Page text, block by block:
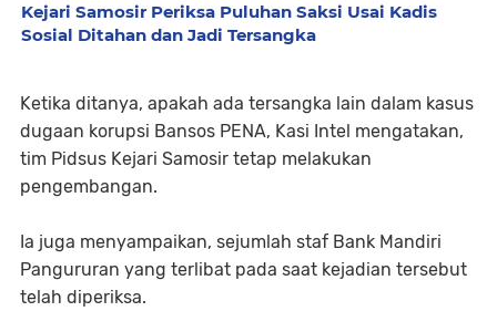
Kejari Samosir Periksa Puluhan Saksi Usai Kadis
Sosial Ditahan dan Jadi Tersangka
Ketika ditanya, apakah ada tersangka lain dalam kasus
dugaan korupsi Bansos PENA, Kasi Intel mengatakan,
tim Pidsus Kejari Samosir tetap melakukan
pengembangan.
Ia juga menyampaikan, sejumlah staf Bank Mandiri
Pangururan yang terlibat pada saat kejadian tersebut
telah diperiksa.